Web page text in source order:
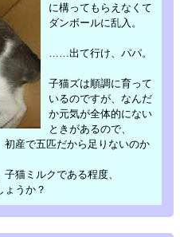
に構ってもらえなくて
ダンボールに乱入。
……出て行け、パパ。
子猫ズは順調に育って
いるのですが、なんだ
か元気が全体的にない
ときがあるので、
産で五匹だから足りないのか
猫ミルクである程度、
ょうか？